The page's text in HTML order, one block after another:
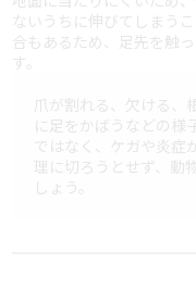
ないうちに伸びてしまう
合もあるため、足先を触
す。
爪が割れる、欠ける、
に足をかばうなどの様
ではなく、ケガや炎
理に切ろうとせず、動
しょう。